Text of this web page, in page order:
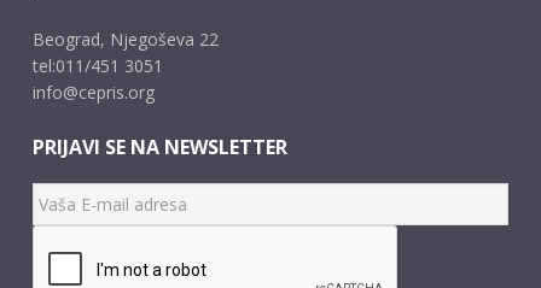
Beograd, Njegoševa 22
tel:011/451 3051
info@cepris.org
PRIJAVI SE NA NEWSLETTER